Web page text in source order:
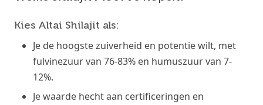
Kies Altai Shilajit als:
Je de hoogste zuiverheid en potentie wilt, met
fulvinezuur van 76-83% en humuszuur van 7-
12%.
Je waarde hecht aan certificeringen en